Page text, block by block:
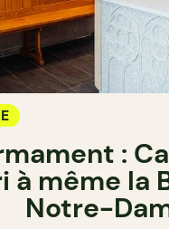
:
à même la
Notre-